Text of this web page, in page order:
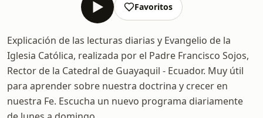
Favoritos
Explicación de las lecturas diarias y Evangelio de la
Iglesia Católica, realizada por el Padre Francisco Sojos,
Rector de la Catedral de Guayaquil - Ecuador. Muy útil
para aprender sobre nuestra doctrina y crecer en
nuestra Fe. Escucha un nuevo programa diariamente